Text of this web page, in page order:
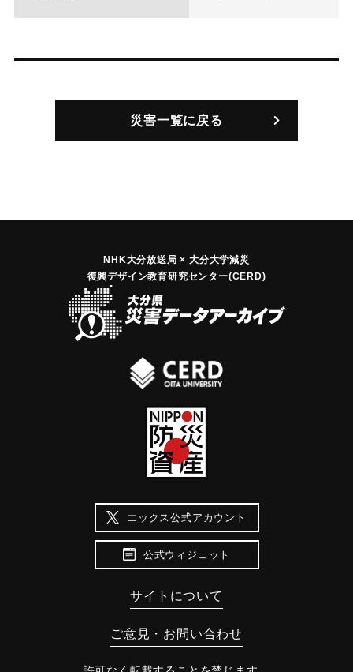
災害一覧に戻る
NHK大分放送局 × 大分大学減災
復興デザイン教育研究センター(CERD)
エックス公式アカウント
公式ウィジェット
サイトについて
ご意見・お問い合わせ